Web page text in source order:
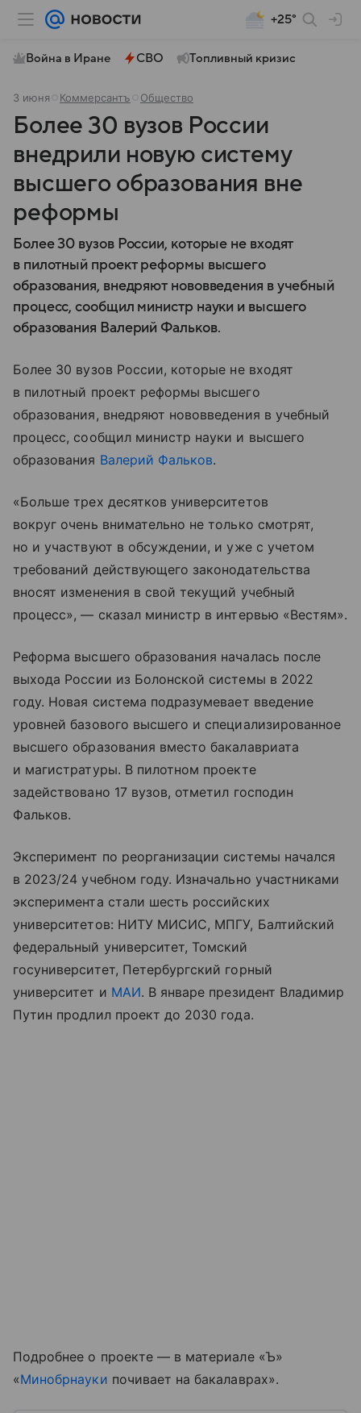
+25°
Война в Иране СВО Топливный кризис
3 июня Коммерсантъ Общество
Более 30 вузов России
внедрили новую систему
высшего образования вне
реформы
Более 30 вузов России, которые не входят
в пилотный проект реформы высшего
образования, внедряют нововведения в учебный
процесс, сообщил министр науки и высшего
образования Валерий Фальков.
Более 30 вузов России, которые не входят
в пилотный проект реформы высшего
образования, внедряют нововведения в учебный
процесс, сообщил министр науки и высшего
образования Валерий Фальков.
«Больше трех десятков университетов
вокруг очень внимательно не только смотрят,
но и участвуют в обсуждении, и уже с учетом
требований действующего законодательства
вносят изменения в свой текущий учебный
процесс», — сказал министр в интервью «Вестям».
Реформа высшего образования началась после
выхода России из Болонской системы в 2022
году. Новая система подразумевает введение
уровней базового высшего и специализированное
высшего образования вместо бакалавриата
и магистратуры. В пилотном проекте
задействовано 17 вузов, отметил господин
Фальков.
Эксперимент по реорганизации системы начался
в 2023/24 учебном году. Изначально участниками
эксперимента стали шесть российских
университетов: НИТУ МИСИС, МПГУ, Балтийский
федеральный университет, Томский
госуниверситет, Петербургский горный
университет и МАИ. В январе президент Владимир
Путин продлил проект до 2030 года.
Подробнее о проекте — в материале «Ъ»
«Минобрнауки почивает на бакалаврах».